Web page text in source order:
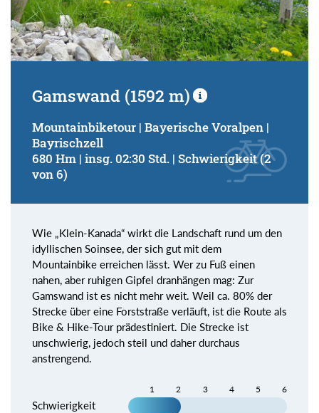
Gamswand (1592 m)
Mountainbiketour | Bayerische Voralpen |
Bayrischzell
680 Hm | insg. 02:30 Std. | Schwierigkeit (2
von 6)
Wie „Klein-Kanada“ wirkt die Landschaft rund um den
idyllischen Soinsee, der sich gut mit dem
Mountainbike erreichen lässt. Wer zu Fuß einen
nahen, aber ruhigen Gipfel dranhängen mag: Zur
Gamswand ist es nicht mehr weit. Weil ca. 80% der
Strecke über eine Forststraße verläuft, ist die Route als
Bike & Hike-Tour prädestiniert. Die Strecke ist
unschwierig, jedoch steil und daher durchaus
anstrengend.
1 2 3 4 5 6
Schwierigkeit